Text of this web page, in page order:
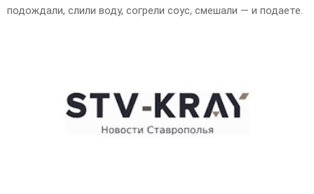
подождали, слили воду, согрели соус, смешали — и подаете.